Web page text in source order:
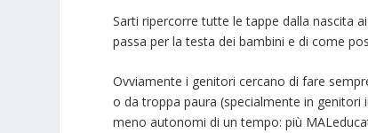
Sarti ripercorre tutte le tappe dalla nascita
passa per la testa dei bambini e di come
Ovviamente i genitori cercano di fare
o da troppa paura (specialmente in
meno autonomi di un tempo: più